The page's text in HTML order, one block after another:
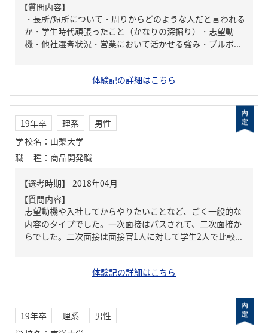
【質問内容】
・長所/短所について・周りからどのような人だと言われる
か・学生時代頑張ったこと（かなりの深掘り）・志望動
機・他社選考状況・営業において活かせる強み・ブルボ...
体験記の詳細はこちら
19年卒 理系
男性
学校名 ： 山梨大学
職種 ： 商品開発職
【質問内容】
志望動機や入社してからやりたいことなど、ごく一般的な
内容のタイプでした。一次面接はパスされて、二次面接か
らでした。二次面接は面接官1人に対して学生2人で比較...
体験記の詳細はこちら
19年卒 理系
男性